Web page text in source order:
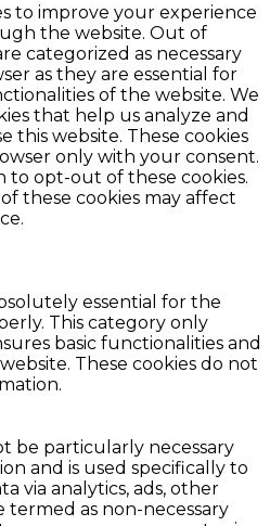
to improve your experience
the website. Out of
categorized as necessary
as they are essential for
of the website. We
that help us analyze and
this website. These cookies
only with your consent.
to opt-out of these cookies.
these cookies may affect
essential for the
This category only
basic functionalities and
These cookies do not
be particularly necessary
and is used specifically to
via analytics, ads, other
as non-necessary